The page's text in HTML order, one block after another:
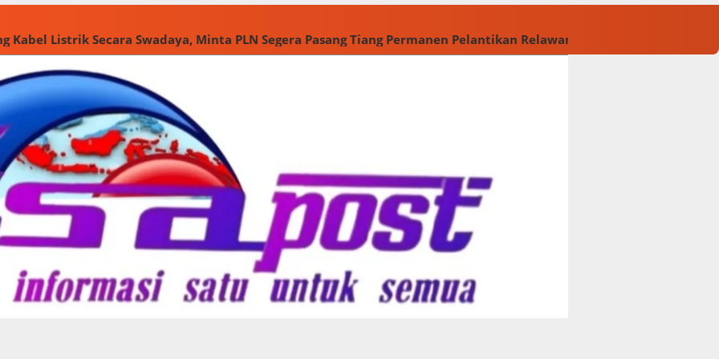
Kabel Listrik Secara Swadaya, Minta PLN Segera Pasang Tiang Permanen Pelantikan Relawan M. Rasyid Rajasa dan